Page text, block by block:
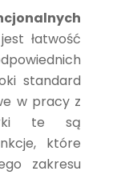
jest łatwość
standard
w pracy z
te są
które
zakresu